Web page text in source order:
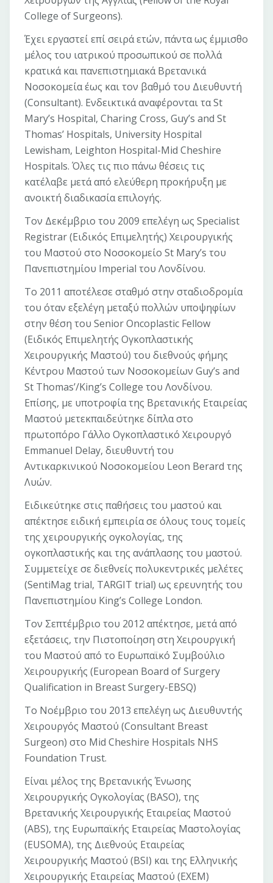
College of Surgeons).
Έχει εργαστεί επί σειρά ετών, πάντα ως έμμισθο
μέλος του ιατρικού προσωπικού σε πολλά
κρατικά και πανεπιστημιακά Βρετανικά
Νοσοκομεία έως και τον βαθμό του Διευθυντή
(Consultant). Ενδεικτικά αναφέρονται τα St
Mary’s Hospital, Charing Cross, Guy’s and St
Thomas’ Hospitals, University Hospital
Lewisham, Leighton Hospital-Mid Cheshire
Hospitals. Όλες τις πιο πάνω θέσεις τις
κατέλαβε μετά από ελεύθερη προκήρυξη με
ανοικτή διαδικασία επιλογής.
Τον Δεκέμβριο του 2009 επελέγη ως Specialist
Registrar (Ειδικός Επιμελητής) Χειρουργικής
του Μαστού στο Νοσοκομείο St Mary’s του
Πανεπιστημίου Imperial του Λονδίνου.
Το 2011 αποτέλεσε σταθμό στην σταδιοδρομία
του όταν εξελέγη μεταξύ πολλών υποψηφίων
στην θέση του Senior Oncoplastic Fellow
(Ειδικός Επιμελητής Ογκοπλαστικής
Χειρουργικής Μαστού) του διεθνούς φήμης
Κέντρου Μαστού των Νοσοκομείων Guy’s and
St Thomas’/King’s College του Λονδίνου.
Επίσης, με υποτροφία της Βρετανικής Εταιρείας
Μαστού μετεκπαιδεύτηκε δίπλα στο
πρωτοπόρο Γάλλο Ογκοπλαστικό Χειρουργό
Emmanuel Delay, διευθυντή του
Αντικαρκινικού Νοσοκομείου Leon Berard της
Λυών.
Eιδικεύτηκε στις παθήσεις του μαστού και
απέκτησε ειδική εμπειρία σε όλους τους τομείς
της χειρουργικής ογκολογίας, της
ογκοπλαστικής και της ανάπλασης του μαστού.
Συμμετείχε σε διεθνείς πολυκεντρικές μελέτες
(SentiMag trial, TARGIT trial) ως ερευνητής του
Πανεπιστημίου King’s College London.
Τον Σεπτέμβριο του 2012 απέκτησε, μετά από
εξετάσεις, την Πιστοποίηση στη Χειρουργική
του Μαστού από το Ευρωπαϊκό Συμβούλιο
Χειρουργικής (European Board of Surgery
Qualification in Breast Surgery-EBSQ)
To Νοέμβριο του 2013 επελέγη ως Διευθυντής
Χειρουργός Μαστού (Consultant Breast
Surgeon) στο Mid Cheshire Hospitals NHS
Foundation Trust.
Είναι μέλος της Βρετανικής Ένωσης
Χειρουργικής Ογκολογίας (BASO), της
Βρετανικής Χειρουργικής Εταιρείας Μαστού
(ABS), της Ευρωπαϊκής Εταιρείας Μαστολογίας
(EUSOMA), της Διεθνούς Εταιρείας
Χειρουργικής Μαστού (BSI) και της Ελληνικής
Χειρουργικής Εταιρείας Μαστού (EXEM)